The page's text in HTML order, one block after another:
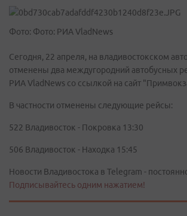
Фото: Фото: РИА VladNews
Сегодня, 22 апреля, на владивостокском
отменены два междугородний автобусных
РИА VladNews со ссылкой на сайт
В частности отменены следующие рейсы:
522 Владивосток - Покровка 13:30
506 Владивосток - Находка 15:45
Новости Владивостока в Telegram -
Подписывайтесь одним нажатием!